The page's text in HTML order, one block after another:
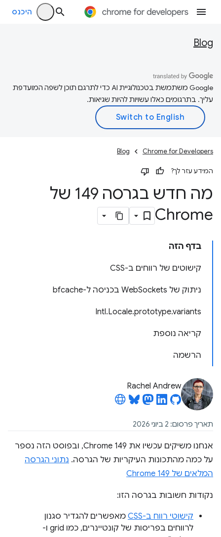
היכנס
Blog
‫Google משתמשת בטכנולוגיית AI כדי לתרגם תוכן לשפה המועדפת
עליך. בתרגומים כאלו עשויות להיות שגיאות.
Chrome for Developers
Blog
המידע עזר לך?
מה חדש בגרסה 149 של
Chrome
בדף הזה
קישוטים של רווחים ב-CSS
ניתוק של WebSockets בכניסה ל-bfcache
Intl.Locale.prototype.variants
קריאה נוספת
הרשמה
Rachel Andrew
תאריך פרסום: 2 ביוני 2026
אנחנו משיקים עכשיו את Chrome 149, ובפוסט הזה נספר
על כמה מהתכונות העיקריות של הגרסה. נתוני הגרסה
המלאים של Chrome 149
נקודות חשובות בגרסה הזו:
קישוטי רווח ב-CSS
מאפשרים להגדיר סגנון
לרווחים בפריסות של קונטיינרים, כמו grid ו-